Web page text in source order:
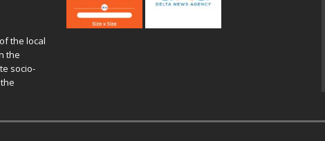
the local
the
socio-